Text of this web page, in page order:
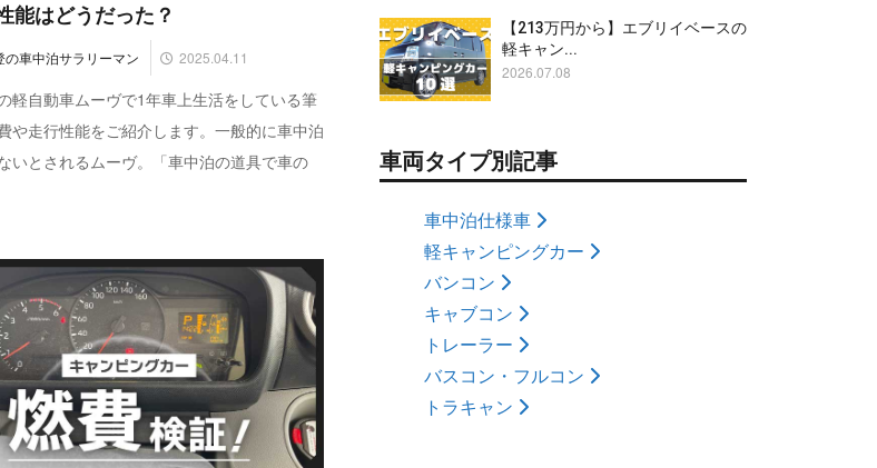
能はどうだった？
の車中泊サラリーマン 2025.04.11
軽自動車ムーヴで1年車上生活をしている筆
や走行性能をご紹介します。一般的に車中泊
いとされるムーヴ。「車中泊の道具で車の
【213万円から】エブリイベースの
軽キャン...
2026.07.08
車両タイプ別記事
車中泊仕様車
軽キャンピングカー
バンコン
キャブコン
トレーラー
バスコン・フルコン
トラキャン